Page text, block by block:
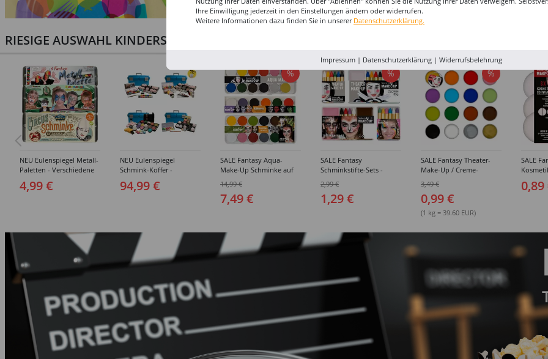
RIESIGE AUSWAHL KINDERSCHMINKEN, PROFI-MAKE-UP & ZUBEHÖR
NEU Eulenspiegel Metall-
Paletten - Verschiedene
4,99 €
NEU Eulenspiegel
Schmink-Koffer -
Ausführungen
94,99 €
%
SALE Fantasy Aqua-
Make-Up Schminke auf
Paletten - Verschiedene
Ausführungen
14,99 €
7,49 €
%
SALE Fantasy
Schminkstifte-Sets -
Ausführungen
2,99 €
1,29 €
%
SALE Fantasy Theater-
Make-Up / Creme-
25g - Verschiedene
Karnevalsfarben
3,49 €
0,99 €
(1 kg = 39.60 EUR)
SALE
0,89
Ihre Einwilligung jederzeit in den Einstellungen ändern oder widerrufen.
Weitere Informationen dazu finden Sie in unserer Datenschutzerklärung.
Impressum| Datenschutzerklärung| Widerrufsbelehrung